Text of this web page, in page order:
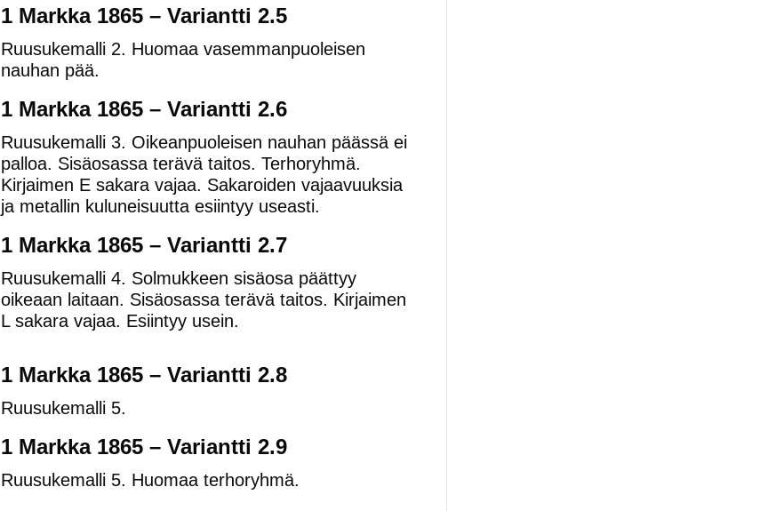
1 Markka 1865 – Variantti 2.5
Ruusukemalli 2. Huomaa vasemmanpuoleisen
nauhan pää.
1 Markka 1865 – Variantti 2.6
Ruusukemalli 3. Oikeanpuoleisen nauhan päässä ei
palloa. Sisäosassa terävä taitos. Terhoryhmä.
Kirjaimen E sakara vajaa. Sakaroiden vajaavuuksia
ja metallin kuluneisuutta esiintyy useasti.
1 Markka 1865 – Variantti 2.7
Ruusukemalli 4. Solmukkeen sisäosa päättyy
oikeaan laitaan. Sisäosassa terävä taitos. Kirjaimen
L sakara vajaa. Esiintyy usein.
1 Markka 1865 – Variantti 2.8
Ruusukemalli 5.
1 Markka 1865 – Variantti 2.9
Ruusukemalli 5. Huomaa terhoryhmä.